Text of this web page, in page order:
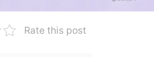
Rate this post